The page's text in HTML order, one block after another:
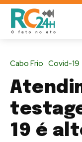
Cabo Frio Covid-19
19 é